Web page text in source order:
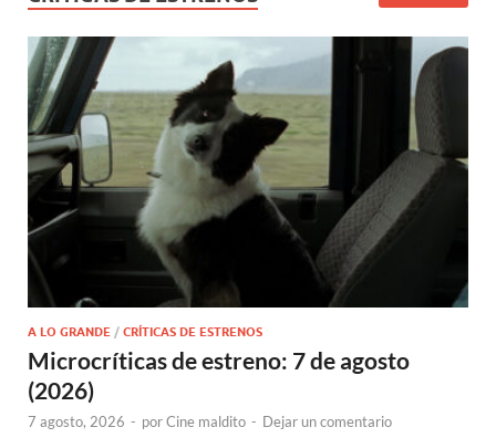
A LO GRANDE / CRÍTICAS DE ESTRENOS
Microcríticas de estreno: 7 de agosto
(2026)
7 agosto, 2026 - porCine maldito - Dejar un comentario